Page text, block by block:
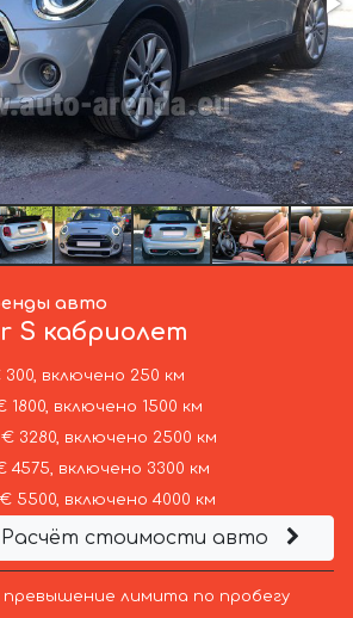
авто
S кабриолет
300, включено 250 км
1800, включено 1500 км
3280, включено 2500 км
4575, включено 3300 км
5500, включено 4000 км
Расчёт стоимости авто
превышение лимита по пробегу